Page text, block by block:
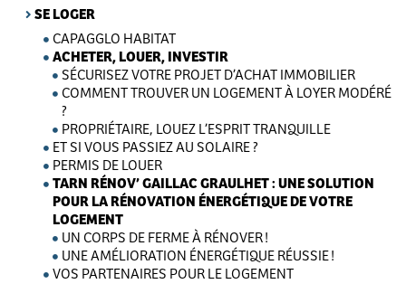
SE LOGER
CAPAGGLO HABITAT
ACHETER, LOUER, INVESTIR
SÉCURISEZ VOTRE PROJET D’ACHAT IMMOBILIER
COMMENT TROUVER UN LOGEMENT À LOYER MODÉRÉ
?
PROPRIÉTAIRE, LOUEZ L’ESPRIT TRANQUILLE
ET SI VOUS PASSIEZ AU SOLAIRE ?
PERMIS DE LOUER
TARN RÉNOV’ GAILLAC GRAULHET : UNE SOLUTION
POUR LA RÉNOVATION ÉNERGÉTIQUE DE VOTRE
LOGEMENT
UN CORPS DE FERME À RÉNOVER !
UNE AMÉLIORATION ÉNERGÉTIQUE RÉUSSIE !
VOS PARTENAIRES POUR LE LOGEMENT